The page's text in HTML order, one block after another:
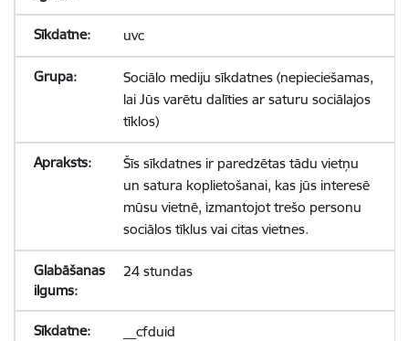
uvc
Sociālo mediju sīkdatnes (nepieciešamas,
lai Jūs varētu dalīties ar saturu sociālajos
tīklos)
Šīs sīkdatnes ir paredzētas tādu vietņu
un satura koplietošanai, kas jūs interesē
mūsu vietnē, izmantojot trešo personu
sociālos tīklus vai citas vietnes.
24 stundas
__cfduid